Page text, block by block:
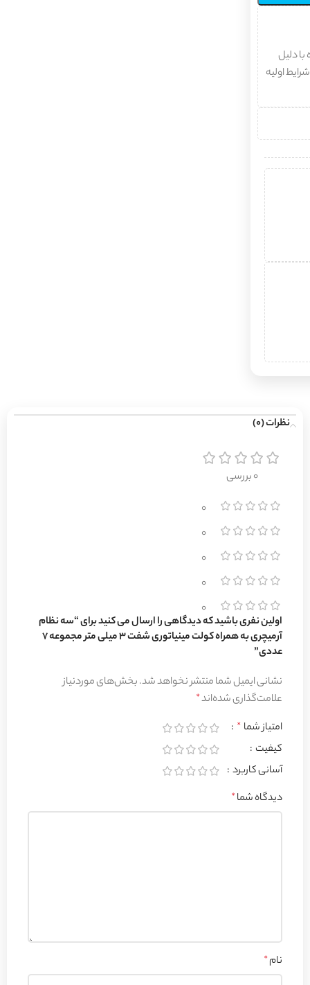
دلیل
اولیه
نظرات (0)
0 بررسی
0
0
0
0
0
اولین نفری باشید که دیدگاهی را ارسال می کنید برای “سه نظام
آرمیچری به همراه کولت مینیاتوری شفت 3 میلی متر مجموعه 7
عددی”
نشانی ایمیل شما منتشر نخواهد شد.بخش‌های موردنیاز
علامت‌گذاری شده‌اند*
امتیاز شما *
کیفیت
آسانی کاربرد
دیدگاه شما*
نام*